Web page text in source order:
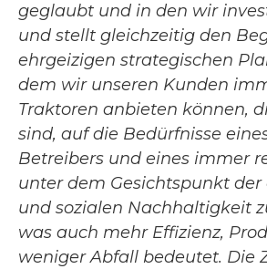
geglaubt und in den wir
und stellt gleichzeitig den
ehrgeizigen strategischen
dem wir unseren Kunden
Traktoren anbieten können,
sind, auf die Bedürfnisse
Betreibers und eines immer
unter dem Gesichtspunkt der
und sozialen Nachhaltigkeit
was auch mehr Effizienz,
weniger Abfall bedeutet. Die